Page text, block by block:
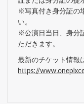
※写真付き身分証の
い。
※公演日当日、身分
ただきます。
最新のチケット情報
https://